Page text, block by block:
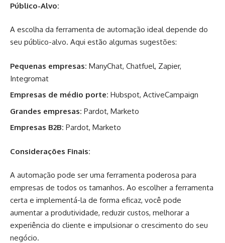
Público-Alvo:
A escolha da ferramenta de automação ideal depende do
seu público-alvo. Aqui estão algumas sugestões:
Pequenas empresas: ManyChat, Chatfuel, Zapier,
Integromat
Empresas de médio porte: Hubspot, ActiveCampaign
Grandes empresas: Pardot, Marketo
Empresas B2B: Pardot, Marketo
Considerações Finais:
A automação pode ser uma ferramenta poderosa para
empresas de todos os tamanhos. Ao escolher a ferramenta
certa e implementá-la de forma eficaz, você pode
aumentar a produtividade, reduzir custos, melhorar a
experiência do cliente e impulsionar o crescimento do seu
negócio.